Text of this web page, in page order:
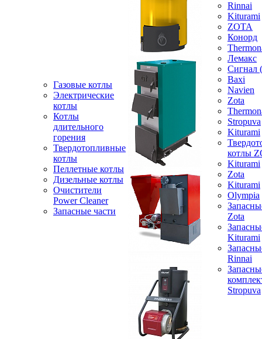
Газовые котлы
Электрические
котлы
Котлы
длительного
горения
Твердотопливные
котлы
Пеллетные котлы
Дизельные котлы
Очистители
Power Cleaner
Запасные части
Rinnai
Kiturami
ZOTA
Конорд
Лемакс
Baxi
Navien
Zota
Stropuva
Kiturami
котлы
Kiturami
Zota
Kiturami
Olympia
Zota
Kiturami
Rinnai
Stropuva